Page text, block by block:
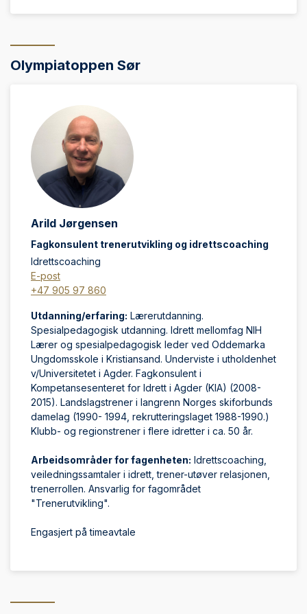
Olympiatoppen Sør
Arild Jørgensen
Fagkonsulent trenerutvikling og idrettscoaching
Idrettscoaching
E-post
+47 905 97 860
Utdanning/erfaring: Lærerutdanning.
Spesialpedagogisk utdanning. Idrett mellomfag NIH
Lærer og spesialpedagogisk leder ved Oddemarka
Ungdomsskole i Kristiansand. Underviste i utholdenhet
v/Universitetet i Agder. Fagkonsulent i
Kompetansesenteret for Idrett i Agder (KIA) (2008-
2015). Landslagstrener i langrenn Norges skiforbunds
damelag (1990- 1994, rekrutteringslaget 1988-1990.)
Klubb- og regionstrener i flere idretter i ca. 50 år.
Arbeidsområder for fagenheten: Idrettscoaching,
veiledningssamtaler i idrett, trener-utøver relasjonen,
trenerrollen. Ansvarlig for fagområdet
"Trenerutvikling".
Engasjert på timeavtale